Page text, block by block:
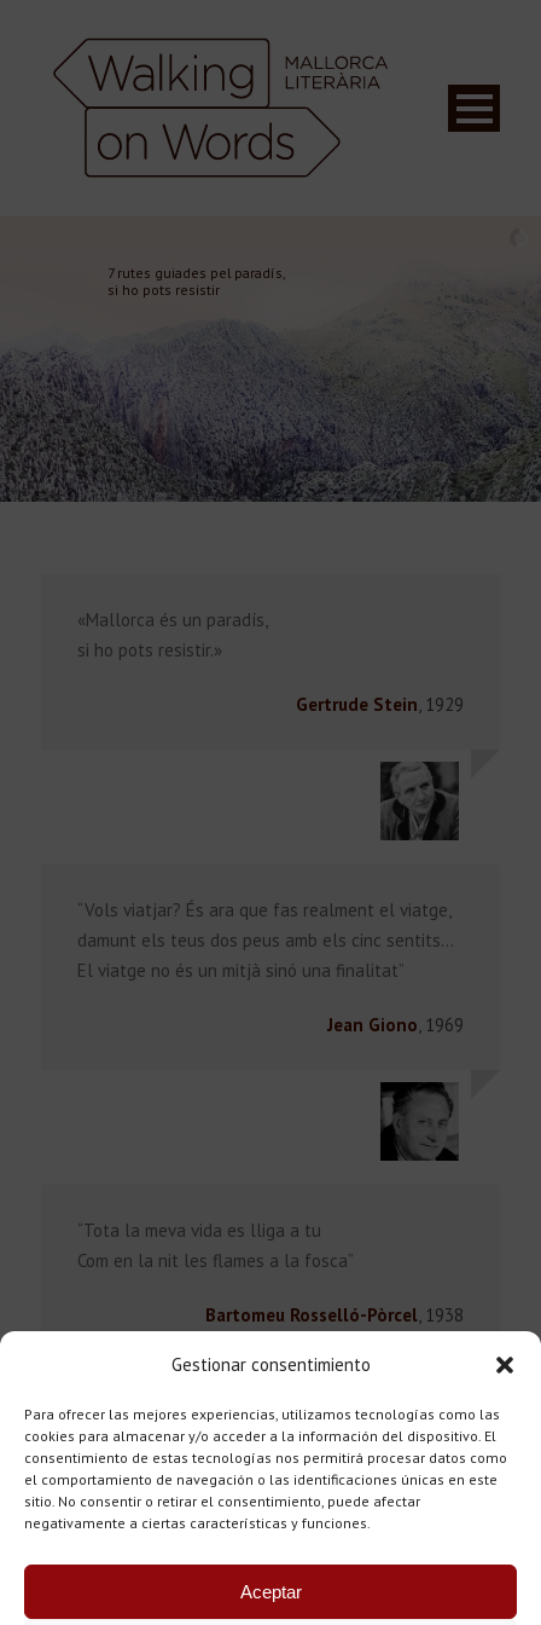
Gestionar consentimiento
Para ofrecer las mejores experiencias, utilizamos tecnologías como las
cookies para almacenar y/o acceder a la información del dispositivo. El
consentimiento de estas tecnologías nos permitirá procesar datos como
el comportamiento de navegación o las identificaciones únicas en este
sitio. No consentir o retirar el consentimiento, puede afectar
negativamente a ciertas características y funciones.
Aceptar
7 rutes guiades pel paradís,
si ho pots resistir
«Mallorca és un paradís,
si ho pots resistir.»
Gertrude Stein, 1929
“Vols viatjar? És ara que fas realment el viatge,
damunt els teus dos peus amb els cinc sentits…
El viatge no és un mitjà sinó una finalitat”
Jean Giono, 1969
“Tota la meva vida es lliga a tu
Com en la nit les flames a la fosca”
Bartomeu Rosselló-Pòrcel, 1938